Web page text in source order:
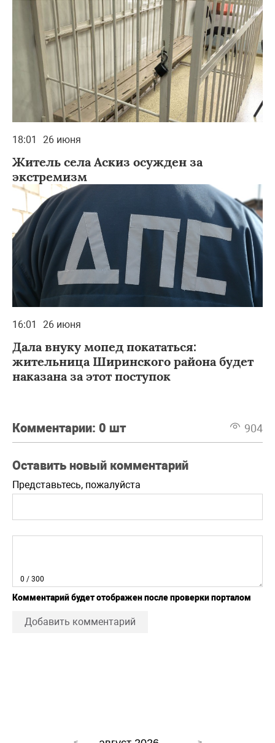
18:01 26 июня
Житель села Аскиз осужден за
экстремизм
16:01 26 июня
Дала внуку мопед покататься:
жительница Ширинского района будет
наказана за этот поступок
Комментарии: 0 шт 904
Оставить новый комментарий
Представьтесь, пожалуйста
0 / 300
Комментарий будет отображен после проверки порталом
Добавить комментарий